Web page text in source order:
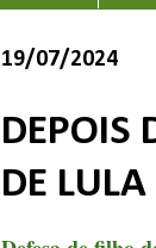
19/07/2024
DEPOIS
DE